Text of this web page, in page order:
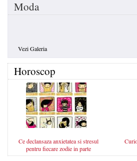
Moda
Vezi Galeria
Horoscop
Ce declansaza anxietatea si stresul
pentru fiecare zodie in parte